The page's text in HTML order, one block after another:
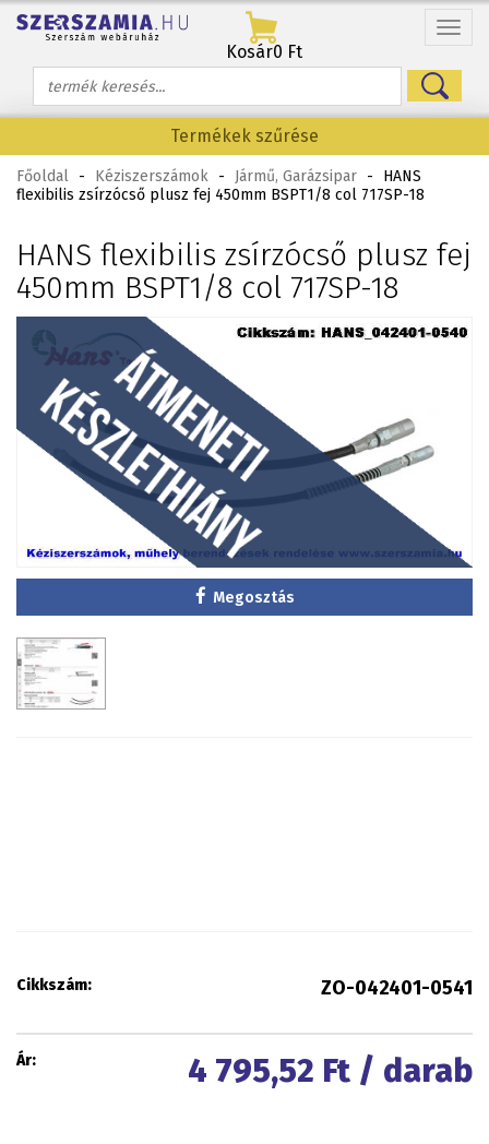
Menü
Kosár0 Ft
Termékek szűrése
Főoldal - Kéziszerszámok - Jármű, Garázsipar -
HANS
flexibilis zsírzócső plusz fej 450mm BSPT1/8 col 717SP-18
HANS flexibilis zsírzócső plusz fej
450mm BSPT1/8 col 717SP-18
Megosztás
Cikkszám: ZO-042401-0541
Ár: 4 795,52 Ft / darab